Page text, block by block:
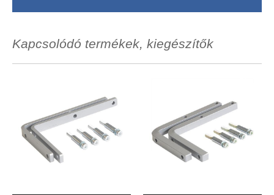
Kapcsolódó termékek, kiegészítők